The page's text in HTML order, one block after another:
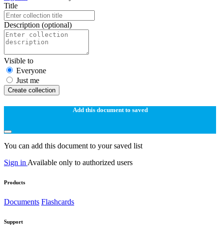
Title
Description (optional)
Visible to
Everyone
Just me
Create collection
Add this document to saved
You can add this document to your saved list
Sign in Available only to authorized users
Products
Documents Flashcards
Support